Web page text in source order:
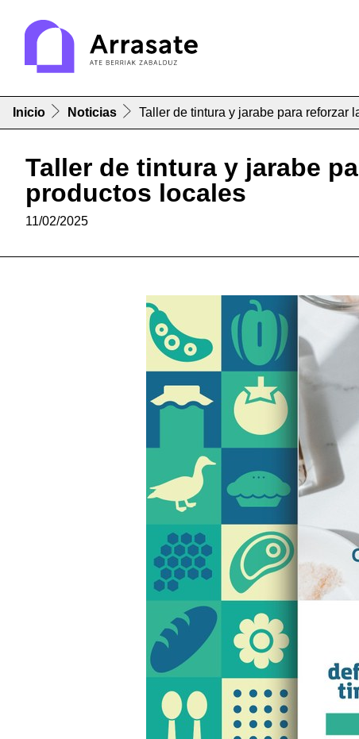
Inicio Noticias Taller de tintura y jarabe para reforzar
Taller de tintura y jarabe
productos locales
11/02/2025